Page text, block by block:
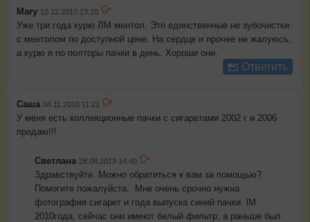
Mary 10.12.2010 23:20
Уже три года курю ЛМ ментол. Это единственные не зубочистки
с ментолом по доступной цене. На сердце и прочее не жалуюсь,
а курю я по полторы пачки в день. Хороши они.
Ответить
Саша 04.11.2010 11:21
У меня есть коллекционные пачки с сигаретами 2002 г и 2006
продаю!!!
Светлана 28.08.2019 14:40
Здравствуйте. Можно обратиться к вам за помощью?
Помогите пожалуйста. Мне очень срочно нужна
фотография сигарет и года выпуска синий пачки lM
2010года, сейчас они имеют белый фильтр, а раньше был